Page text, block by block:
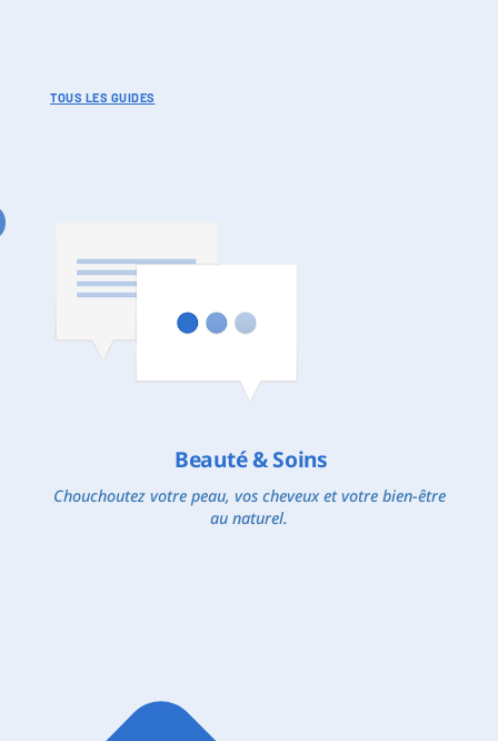
TOUS LES GUIDES
Beauté & Soins
Chouchoutez votre peau, vos cheveux et votre bien-être
au naturel.